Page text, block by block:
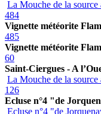
La Mouche de la source
484
Vignette météorite
485
Vignette météorite
60
Saint-Ciergues - A
La Mouche de la source
126
Ecluse n°4 "de
Ecluse n°4 "de